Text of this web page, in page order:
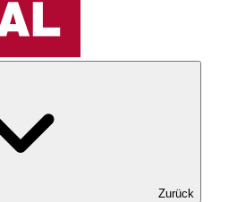
Zurück